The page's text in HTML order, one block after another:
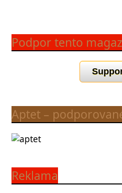
Podpor tento
Aptet –
Reklama